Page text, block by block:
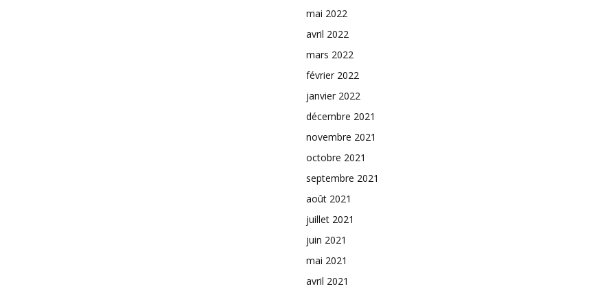
mai 2022
avril 2022
mars 2022
février 2022
janvier 2022
décembre 2021
novembre 2021
octobre 2021
septembre 2021
août 2021
juillet 2021
juin 2021
mai 2021
avril 2021